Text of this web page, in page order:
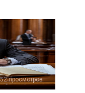
просмотров